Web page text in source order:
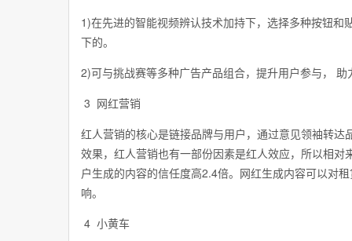
1)在先进的智能视频辨认技术加持下，选择多种按钮
下的。
2)可与挑战赛等多种广告产品组合，提升用户参与， 助
3 网红营销
红人营销的核心是链接品牌与用户，通过意见领袖转
效果，红人营销也有一部份因素是红人效应，所以相
户生成的内容的信任度高2.4倍。网红生成内容可以对
响。
4 小黄车